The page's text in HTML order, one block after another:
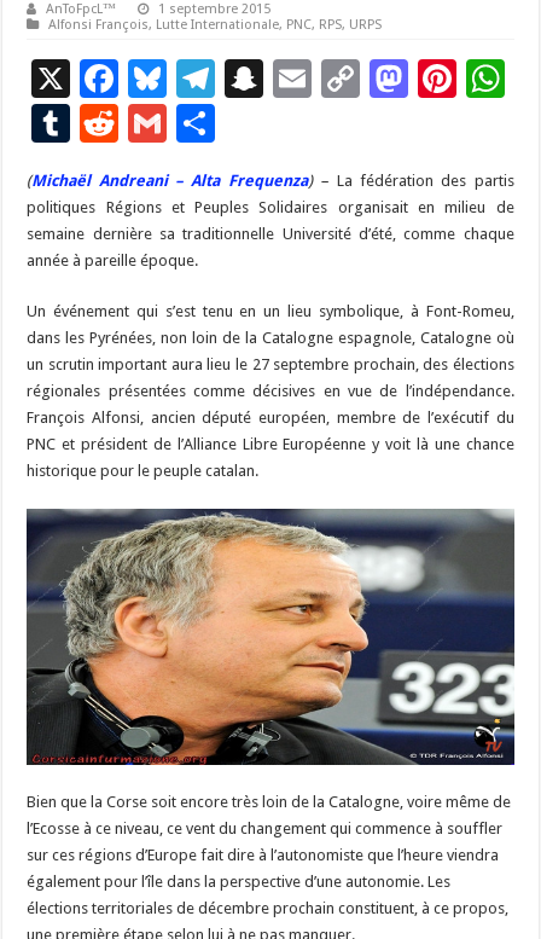
AnToFpcL™
1 septembre 2015
Alfonsi François, Lutte Internationale, PNC, RPS, URPS
X
F
ac
e
b
o
o
k
Bl
u
es
ky
T
gr
a
S
p
c
at
E
l
C
y
Li
k
M
d
o
Pi
es
t
p
T
u
m
bl
r
R
e
d
di
t
G
m
ai
l
ar
ta
g
(Michaël Andreani – Alta Frequenza) – La fédération des partis
politiques Régions et Peuples Solidaires organisait en milieu de
semaine dernière sa traditionnelle Université d’été, comme chaque
année à pareille époque.
Un événement qui s’est tenu en un lieu symbolique, à Font-Romeu,
dans les Pyrénées, non loin de la Catalogne espagnole, Catalogne où
un scrutin important aura lieu le 27 septembre prochain, des élections
régionales présentées comme décisives en vue de l’indépendance.
François Alfonsi, ancien député européen, membre de l’exécutif du
PNC et président de l’Alliance Libre Européenne y voit là une chance
historique pour le peuple catalan.
Bien que la Corse soit encore très loin de la Catalogne, voire même de
l’Ecosse à ce niveau, ce vent du changement qui commence à souffler
sur ces régions d’Europe fait dire à l’autonomiste que l’heure viendra
également pour l’île dans la perspective d’une autonomie. Les
élections territoriales de décembre prochain constituent, à ce propos,
une première étape selon lui à ne pas manquer.